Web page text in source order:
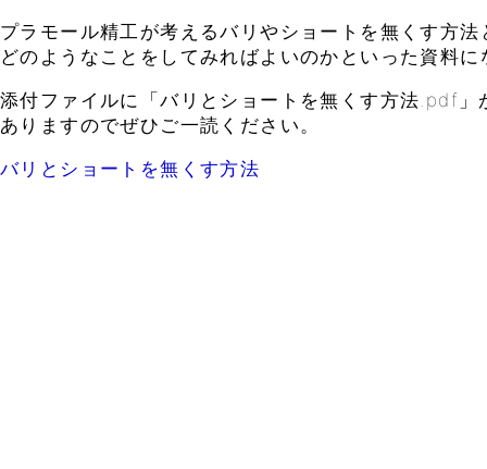
プラモール精工が考えるバリやショートを無くす方法
どのようなことをしてみればよいのかといった資料
添付ファイルに「バリとショートを無くす方法.pdf」
ありますのでぜひご一読ください。
バリとショートを無くす方法